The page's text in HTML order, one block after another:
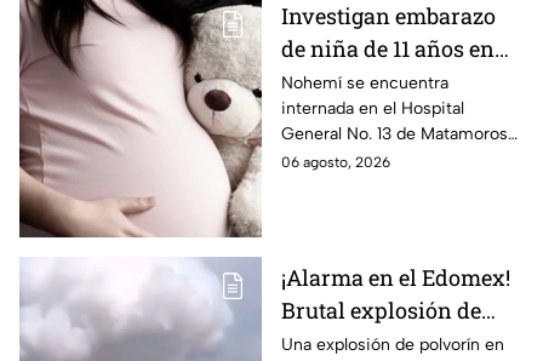
Investigan embarazo
de niña de 11 años en
Matamoros,
Tamaulipas; ¿qué pasó
con Nohemí?
Nohemí se encuentra
internada en el Hospital
General No. 13 de Matamoros
tras complicaciones por un
06 agosto, 2026
¡Alarma en el Edomex!
Brutal explosión de
polvorín en Santa
Una explosión de polvorín en